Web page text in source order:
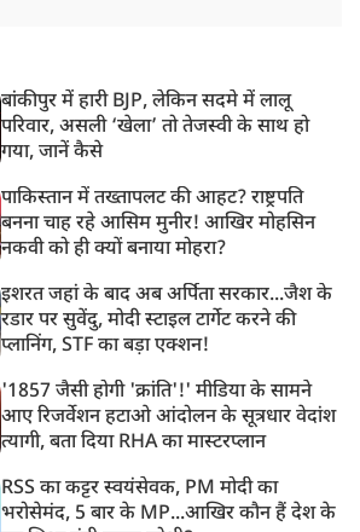
बांकीपुर में हारी BJP, लेकिन सदमे में लालू
परिवार, असली ‘खेला’ तो तेजस्वी के साथ हो
गया, जानें कैसे
पाकिस्तान में तख्तापलट की आहट? राष्ट्रपति
बनना चाह रहे आसिम मुनीर! आखिर मोहसिन
नकवी को ही क्यों बनाया मोहरा?
इशरत जहां के बाद अब अर्पिता सरकार...जैश के
रडार पर सुवेंदु, मोदी स्टाइल टार्गेट करने की
प्लानिंग, STF का बड़ा एक्शन!
'1857 जैसी होगी 'क्रांति'!' मीडिया के सामने
आए रिजर्वेशन हटाओ आंदोलन के सूत्रधार वेदांश
त्यागी, बता दिया RHA का मास्टरप्लान
RSS का कट्टर स्वयंसेवक, PM मोदी का
भरोसेमंद, 5 बार के MP...आखिर कौन हैं देश के